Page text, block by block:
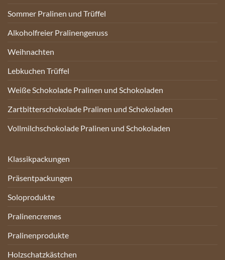
Sommer Pralinen und Trüffel
Alkoholfreier Pralinengenuss
Weihnachten
Lebkuchen Trüffel
Weiße Schokolade Pralinen und Schokoladen
Zartbitterschokolade Pralinen und Schokoladen
Vollmilchschokolade Pralinen und Schokoladen
Klassikpackungen
Präsentpackungen
Soloprodukte
Pralinencremes
Pralinenprodukte
Holzschatzkästchen